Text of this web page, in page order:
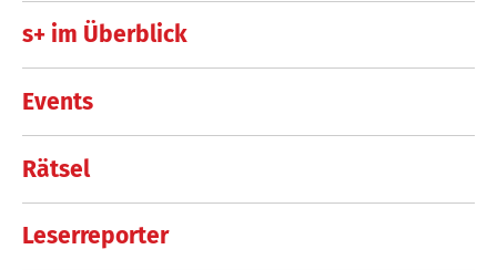
s+ im Überblick
Events
Rätsel
Leserreporter